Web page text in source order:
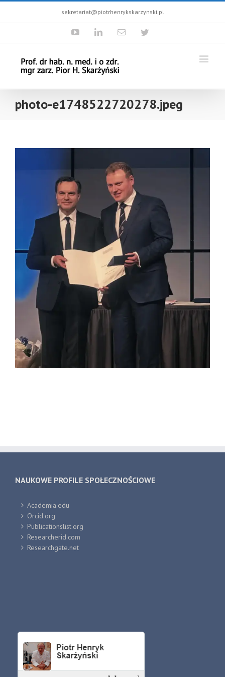
sekretariat@piotrhenrykskarzynski.pl
YoutubeLinkedinEmail Twitter
photo-e1748522720278.jpeg
NAUKOWE PROFILE SPOŁECZNOŚCIOWE
Academia.edu
Orcid.org
Publicationslist.org
Researcherid.com
Researchgate.net